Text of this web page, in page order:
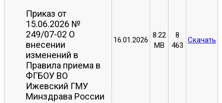
Приказ от
15.06.2026 №
249/07-02 О
внесении
изменений в
Правила приема в
ФГБОУ ВО
Ижевский ГМУ
Минздрава России
16.01.2026
8.22
MB
8
463
Скачать